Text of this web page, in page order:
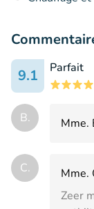
9.1
Parfait
B. Mme.
C.
Mme.
Zeer